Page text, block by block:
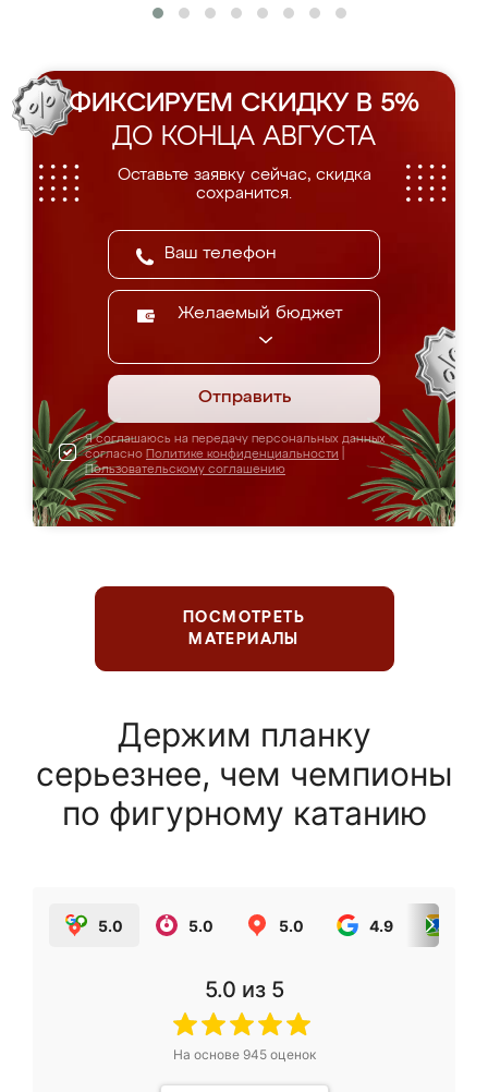
ФИКСИРУЕМ СКИДКУ В 5%
ДО КОНЦА АВГУСТА
Оставьте заявку сейчас, скидка
сохранится.
Желаемый бюджет
Отправить
Я соглашаюсь на передачу персональных данных
согласно Политике конфиденциальности
Пользовательскому соглашению
ПОСМОТРЕТЬ
МАТЕРИАЛЫ
Держим планку
серьезнее, чем чемпионы
по фигурному катанию
5.0 5.0 5.0 4.9
5.0 из 5
На основе 945оценок